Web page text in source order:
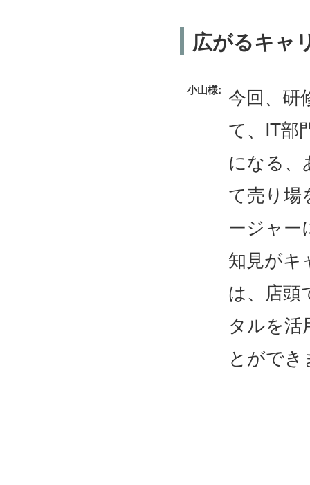
広がるキャ
小山様: 今回、研
て、IT部
になる、
て売り場
ージャー
知見がキ
は、店頭
タルを
とができ